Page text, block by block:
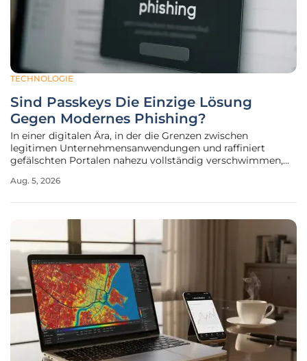
TECHNOLOGIE
Sind Passkeys Die Einzige Lösung
Gegen Modernes Phishing?
In einer digitalen Ära, in der die Grenzen zwischen
legitimen Unternehmensanwendungen und raffiniert
gefälschten Portalen nahezu vollständig verschwimmen,
verlässliche Barriere mehr für Cyberkriminelle dar.
Aug. 5, 2026